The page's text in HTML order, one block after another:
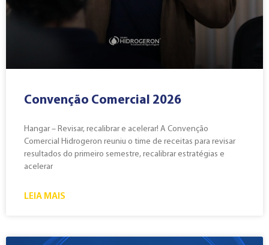
Convenção Comercial 2026
Hangar – Revisar, recalibrar e acelerar! A Convenção
Comercial Hidrogeron reuniu o time de receitas para revisar
resultados do primeiro semestre, recalibrar estratégias e
acelerar
LEIA MAIS